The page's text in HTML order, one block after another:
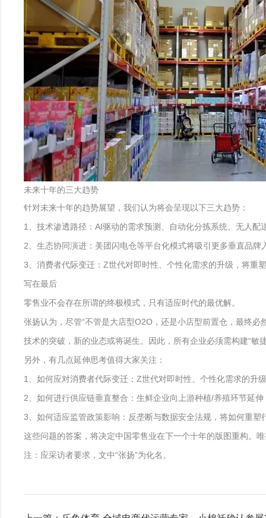
未来十年的三大趋势
针对未来十年的趋势展望，我们认为将会呈现以下三大趋势：
1、技术渗透路径：AI驱动的需求预测、自动化分拣系统、无人
2、生态协同演进：美团闪电仓等平台化模式将吸引更多垂直品
3、消费者代际变迁：Z世代对即时性、个性化需求的升级，将重
写在最后
零售业不会存在所谓的终极模式，只有适应时代的最优解。
张扬认为，尽管“不管是大店型O2O，还是小店型前置仓，最终必
技术的突破，新的业态或将诞生。因此，所有企业必须需构建“
另外，有几点延伸思考值得大家关注：
1、如何应对消费者代际变迁：Z世代对即时性、个性化需求的升
2、如何进行供应链垂直整合：生鲜企业向上游种植/养殖环节延伸
3、如何适应监管政策影响：反垄断与数据安全法规，将如何重塑
这些问题的答案，将决定中国零售业在下一个十年的版图重构。
注：应采访者要求，文中“张扬”为化名。